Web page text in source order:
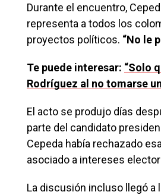
Durante el encuentro,
representa a todos los
proyectos políticos. “No le
Te puede interesar: “Solo
Rodríguez al no tomarse
El acto se produjo días
parte del candidato
Cepeda había rechazado
asociado a intereses
La discusión incluso llegó